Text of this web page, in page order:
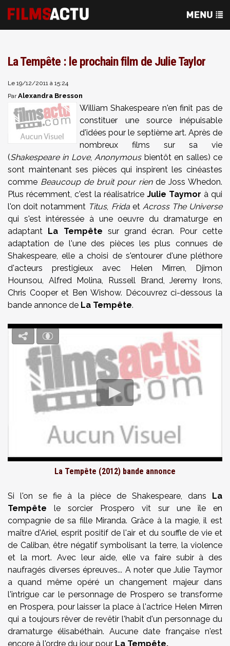
La Tempête : le prochain film de Julie Taylor
Le 19/12/2011 à 15:24
ParAlexandra Bresson
William Shakespeare n'en finit pas de
constituer une source inépuisable
d'idées pour le septième art. Après de
nombreux films sur sa vie
(Shakespeare in Love,Anonymousbientôt en salles) ce
sont maintenant ses pièces qui inspirent les cinéastes
comme Beaucoup de bruit pour rien de Joss Whedon.
Plus récemment, c'est la réalisatrice Julie Taymor à qui
l'on doit notamment Titus, Fridaet Across The Universe
qui s'est intéressée à une oeuvre du dramaturge en
adaptant La Tempête sur grand écran. Pour cette
adaptation de l'une des pièces les plus connues de
Shakespeare, elle a choisi de s'entourer d'une pléthore
d'acteurs prestigieux avec Helen Mirren, Djimon
Hounsou, Alfred Molina, Russell Brand, Jeremy Irons,
Chris Cooper et Ben Wishow. Découvrez ci-dessous la
bande annonce de La Tempête.
La Tempête (2012) bande annonce
Si l'on se fie à la pièce de Shakespeare, dans La
Tempête le sorcier Prospero vit sur une île en
compagnie de sa fille Miranda. Grâce à la magie, il est
maître d'Ariel, esprit positif de l'air et du souffle de vie et
de Caliban, être négatif symbolisant la terre, la violence
et la mort. Avec leur aide, elle va faire subir à des
naufragés diverses épreuves... A noter que Julie Taymor
a quand même opéré un changement majeur dans
l'intrigue car le personnage de Prospero se transforme
en Prospera, pour laisser la place à l'actrice Helen Mirren
qui a toujours rêver de revêtir l'habit d'un personnage du
dramaturge élisabéthain. Aucune date française n'est
encore à l'ordre du jour pour La Tempête.